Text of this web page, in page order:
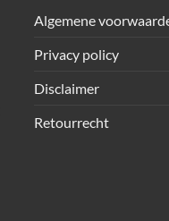
Algemene
Privacy policy
Disclaimer
Retourrecht